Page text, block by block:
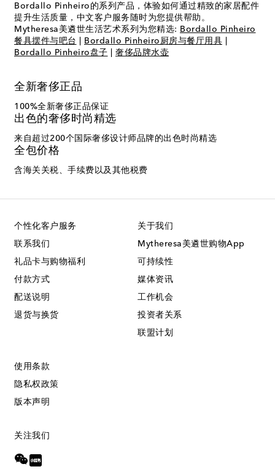
Bordallo Pinheiro的系列产品，体验如何通过精致的家居配件
提升生活质量，中文客户服务随时为您提供帮助。
Mytheresa美遴世生活艺术系列为您精选: Bordallo Pinheiro
餐具摆件与吧台
Bordallo Pinheiro厨房与餐厅用具
Bordallo Pinheiro盘子
奢侈品牌水壶
全新奢侈正品
100%全新奢侈正品保证
出色的奢侈时尚精选
来自超过200个国际奢侈设计师品牌的出色时尚精选
全包价格
含海关关税、手续费以及其他税费
个性化客户服务
联系我们
礼品卡与购物福利
付款方式
配送说明
退货与换货
关于我们
Mytheresa美遴世购物App
可持续性
媒体资讯
工作机会
投资者关系
联盟计划
使用条款
隐私权政策
版本声明
关注我们